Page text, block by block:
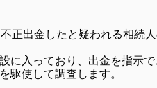
正出金したと疑われる相続
に入っており、出金を指示
駆使して調査します。